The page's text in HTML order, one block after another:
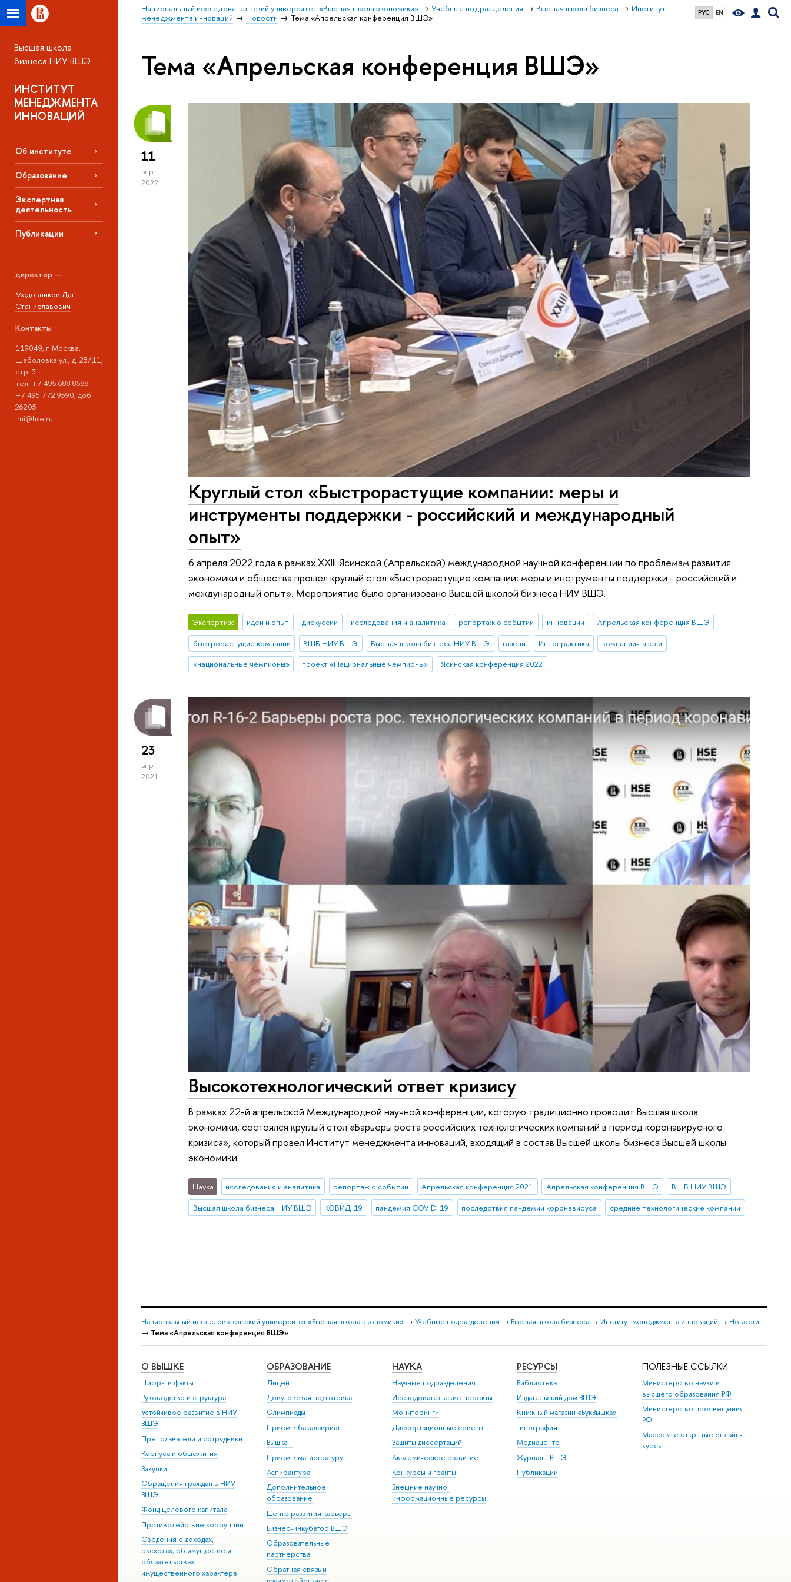
РУС EN
Национальный исследовательский университет «Высшая школа экономики» Учебные подразделения Высшая школа бизнеса
Институт
менеджмента инноваций
Новости Тема «Апрельская конференция ВШЭ»
Высшая школа
бизнеса НИУ ВШЭ
ИНСТИТУТ
МЕНЕДЖМЕНТА
ИННОВАЦИЙ
Об институте
Образование
Экспертная
деятельность
Публикации
директор —
Медовников Дан
Станиславович
Контакты
119049, г. Москва,
Шаболовка ул., д. 28/11,
стр. 3
тел: +7 495 688 8588
+7 495 772 9590, доб.
26205
imi@hse.ru
Тема «Апрельская конференция ВШЭ»
11
апр
2022
Круглый стол «Быстрорастущие компании: меры и
инструменты поддержки - российский и международный
опыт»
6 апреля 2022 года в рамках XXIII Ясинской (Апрельской) международной научной конференции по проблемам развития
экономики и общества прошел круглый стол «Быстрорастущие компании: меры и инструменты поддержки - российский и
международный опыт». Мероприятие было организовано Высшей школой бизнеса НИУ ВШЭ.
Экспертиза идеи и опыт дискуссии исследования и аналитика репортаж о событии инновации
Апрельская конференция ВШЭ
быстрорастущие компании
ВШБ НИУ ВШЭ Высшая школа бизнеса НИУ ВШЭ газели Иннопрактика
компании-газели
«национальные чемпионы»
проект «Национальные чемпионы» Ясинская конференция 2022
23
апр
2021
Высокотехнологический ответ кризису
В рамках 22-й апрельской Международной научной конференции, которую традиционно проводит Высшая школа
экономики, состоялся круглый стол «Барьеры роста российских технологических компаний в период коронавирусного
кризиса», который провел Институт менеджмента инноваций, входящий в состав Высшей школы бизнеса Высшей школы
экономики
Наука исследования и аналитика репортаж о событии Апрельская конференция 2021 Апрельская конференция ВШЭ
ВШБ НИУ ВШЭ
Высшая школа бизнеса НИУ ВШЭ
КОВИД-19 пандемия COVID-19 последствия пандемии коронавируса средние технологические компании
Национальный исследовательский университет «Высшая школа экономики» → Учебные подразделения → Высшая школа бизнеса → Институт менеджмента инноваций → Новости
→ Тема «Апрельская конференция ВШЭ»
О ВЫШКЕ
Цифры и факты
Руководство и структура
Устойчивое развитие в НИУ
ВШЭ
Преподаватели и сотрудники
Корпуса и общежития
Закупки
Обращения граждан в НИУ
ВШЭ
Фонд целевого капитала
Противодействие коррупции
Сведения о доходах,
расходах, об имуществе и
обязательствах
имущественного характера
ОБРАЗОВАНИЕ
Лицей
Довузовская подготовка
Олимпиады
Прием в бакалавриат
Вышка+
Прием в магистратуру
Аспирантура
Дополнительное
образование
Центр развития карьеры
Бизнес-инкубатор ВШЭ
Образовательные
партнерства
Обратная связь и
НАУКА
Научные подразделения
Исследовательские проекты
Мониторинги
Диссертационные советы
Защиты диссертаций
Академическое развитие
Конкурсы и гранты
Внешние научно-
информационные ресурсы
РЕСУРСЫ
Библиотека
Издательский дом ВШЭ
Книжный магазин «БукВышка»
Типография
Медиацентр
Журналы ВШЭ
Публикации
ПОЛЕЗНЫЕ ССЫЛКИ
Министерство науки и
высшего образования РФ
Министерство просвещения
РФ
Массовые открытые онлайн-
курсы